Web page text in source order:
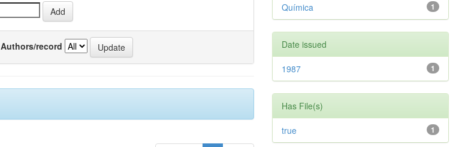
Authors/record
1
Química
Date issued
1
1987
Has File(s)
1
true